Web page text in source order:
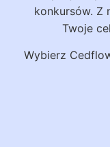
konkursów. Z
Twoje
Wybierz